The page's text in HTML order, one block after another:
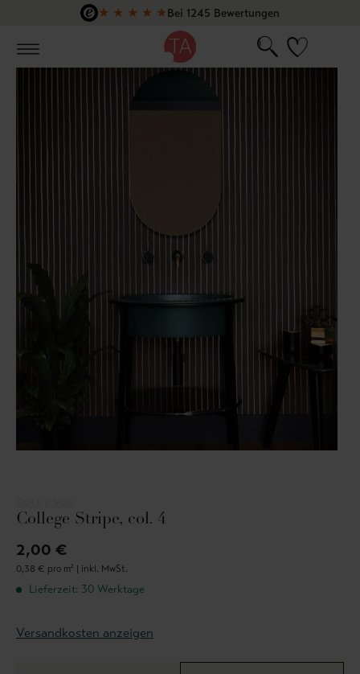
Zum Hauptinhalt springen
★ ★ ★ ★ ★Bei 1245 Bewertungen
College Stripe, col. 4
2,00 €
0,38 € pro m² | inkl. MwSt.
Lieferzeit: 30 Werktage
Versandkosten anzeigen